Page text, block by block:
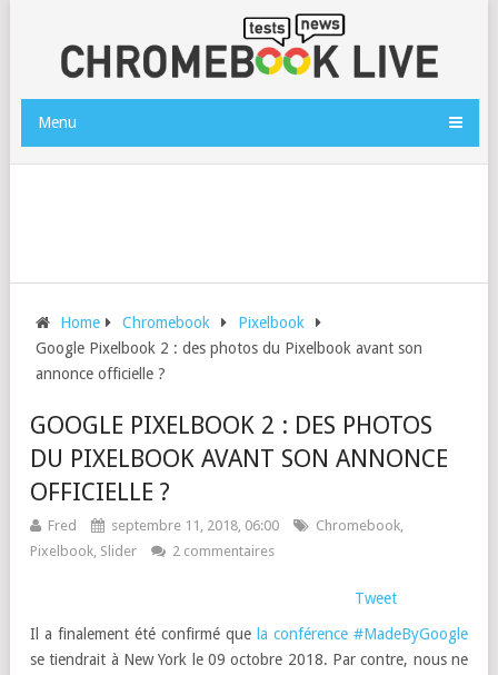
Menu
Home Chromebook
Pixelbook
Google Pixelbook 2 : des photos du Pixelbook avant son
annonce officielle ?
GOOGLE PIXELBOOK 2 : DES PHOTOS
DU PIXELBOOK AVANT SON ANNONCE
OFFICIELLE ?
Fred septembre 11, 2018, 06:00 Chromebook,
Pixelbook, Slider 2 commentaires
Tweet
Il a finalement été confirmé que la conférence #MadeByGoogle
se tiendrait à New York le 09 octobre 2018. Par contre, nous ne